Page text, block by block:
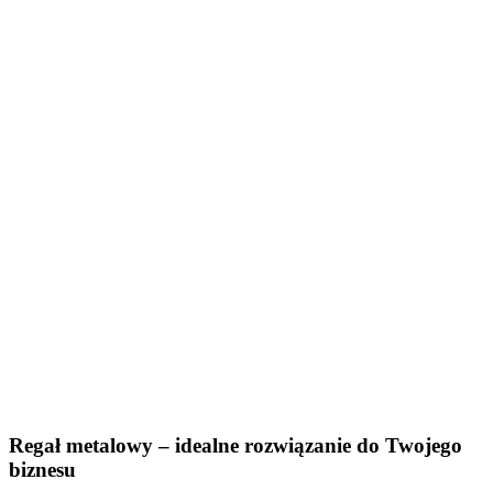
Regał metalowy – idealne rozwiązanie do Twojego
biznesu